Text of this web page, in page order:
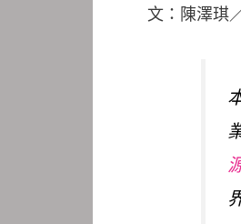
文：陳澤琪